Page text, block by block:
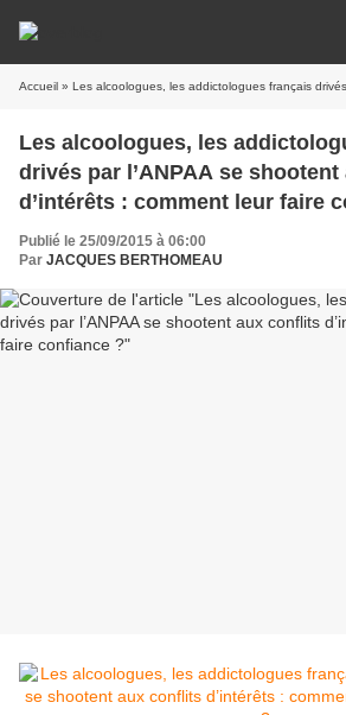
Accueil » Les alcoologues, les addictologues français drivés par l’ANPAA se shootent aux
Les alcoologues, les
drivés par l’ANPAA se
d’intérêts : comment leur faire
Publié le 25/09/2015 à 06:00
Par JACQUES BERTHOMEAU